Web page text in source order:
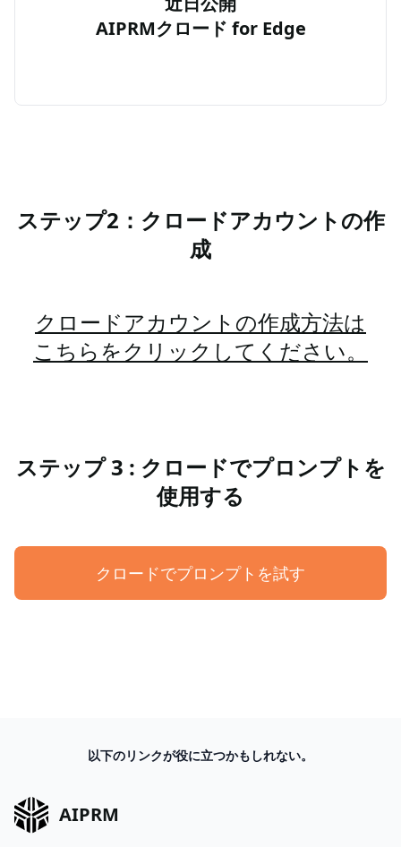
AIPRMクロード for Edge
ステップ2：クロードアカウントの作
成
クロードアカウントの作成方法は
こちらをクリックしてください。
ステップ 3 : クロードでプロンプトを
使用する
クロードでプロンプトを試す
以下のリンクが役に立つかもしれない。
AIPRM